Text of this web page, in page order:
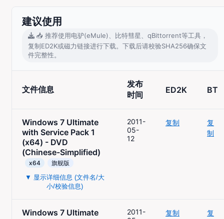
建议使用
📥 推荐使用电驴(eMule)、比特彗星、qBittorrent等工具，
复制ED2K或磁力链接进行下载。下载后请校验SHA256确保文
件完整性。
文件信息
发布
时间
ED2K BT
Windows 7 Ultimate
with Service Pack 1
(x64) - DVD
(Chinese-Simplified)
x64
旗舰版
▼ 显示详细信息 (文件名/大
小/校验信息)
2011-
05-
12
复制
复
制
Windows 7 Ultimate
2011-
复制 复